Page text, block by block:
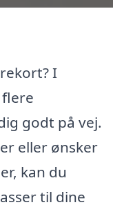
I
godt på vej.
eller ønsker
kan du
til dine